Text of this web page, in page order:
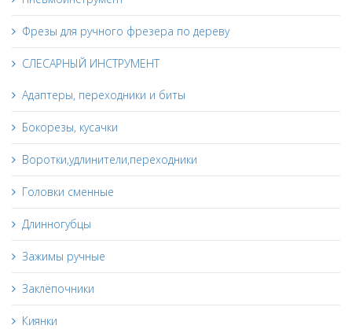
Фрезы для ручного фрезера по дереву
СЛЕСАРНЫЙ ИНСТРУМЕНТ
Адаптеры, переходники и биты
Бокорезы, кусачки
Воротки,удлинители,переходники
Головки сменные
Длинногубцы
Зажимы ручные
Заклёпочники
Киянки